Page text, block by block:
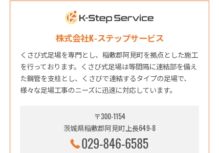
株式会社K-ステップサービス
くさび式足場を専門とし、稲敷郡阿見町を拠点とした施工
を行っております。くさび式足場は等間隔に連結部を備え
た鋼管を支柱とし、くさびで連結するタイプの足場で、
様々な足場工事のニーズに迅速に対応しています。
〒300-1154
茨城県稲敷郡阿見町上長649-8
029-846-6585